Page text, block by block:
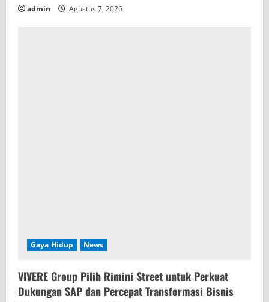
admin Agustus 7, 2026
Gaya Hidup News
VIVERE Group Pilih Rimini Street untuk Perkuat
Dukungan SAP dan Percepat Transformasi Bisnis